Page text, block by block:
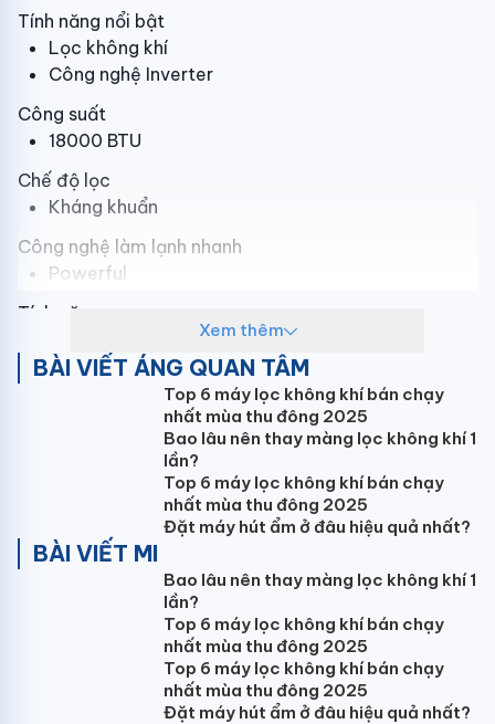
Tính năng nổi bật
Lọc không khí
Công nghệ Inverter
Công suất
18000 BTU
Chế độ lọc
Kháng khuẩn
Công nghệ làm lạnh nhanh
Powerful
Tính năng
Thổi gió dễ chịu (cho trẻ em, người già)
Hẹn giờ bật tắt máy
Tạo Ion lọc không khí
Làm lạnh nhanh tức thì
Chức năng tự chẩn đoán lỗi
Tự khởi động lại khi có điện
Màn hình hiển thị nhiệt độ
Sử dụng ga
R32
Bảo hành 24 Tháng Xuất xứ Thái Lan
Tính năng điều hòa LG treo tường 1 chiều
Inverter 18.000BTU V18ENF1:
Xem thêm
BÀI VIẾT ÁNG QUAN TÂM
Top 6 máy lọc không khí bán chạy
nhất mùa thu đông 2025
Bao lâu nên thay màng lọc không khí 1
lần?
Top 6 máy lọc không khí bán chạy
nhất mùa thu đông 2025
Đặt máy hút ẩm ở đâu hiệu quả nhất?
BÀI VIẾT MI
Bao lâu nên thay màng lọc không khí 1
lần?
Top 6 máy lọc không khí bán chạy
nhất mùa thu đông 2025
Top 6 máy lọc không khí bán chạy
nhất mùa thu đông 2025
Đặt máy hút ẩm ở đâu hiệu quả nhất?